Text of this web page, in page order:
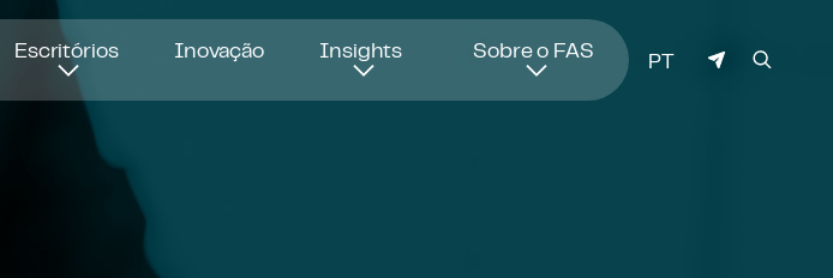
Escritórios Inovação Insights Sobre o FAS IDIOMA
PT